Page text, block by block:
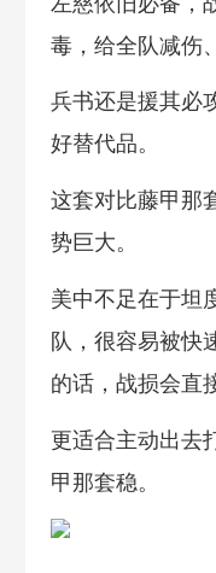
毒，给全队减伤
兵书还是援其必
好替代品。
这套对比藤甲那
势巨大。
美中不足在于坦
队，很容易被快
的话，战损会直
更适合主动出去
甲那套稳。